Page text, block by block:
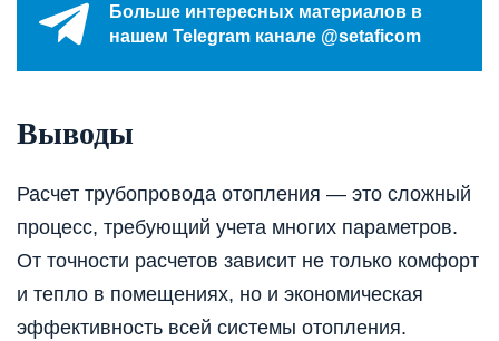
Больше интересных материалов в
нашем Telegram канале @setaficom
Выводы
Расчет трубопровода отопления — это сложный
процесс, требующий учета многих параметров.
От точности расчетов зависит не только комфорт
и тепло в помещениях, но и экономическая
эффективность всей системы отопления.